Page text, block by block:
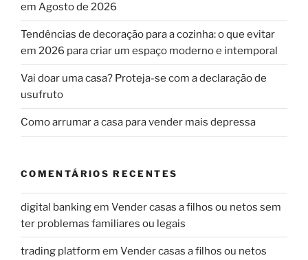
em Agosto de 2026
Tendências de decoração para a cozinha: o que evitar
em 2026 para criar um espaço moderno e intemporal
Vai doar uma casa? Proteja-se com a declaração de
usufruto
Como arrumar a casa para vender mais depressa
COMENTÁRIOS RECENTES
digital bankingem Vender casas a filhos ou netos sem
ter problemas familiares ou legais
trading platform em Vender casas a filhos ou netos